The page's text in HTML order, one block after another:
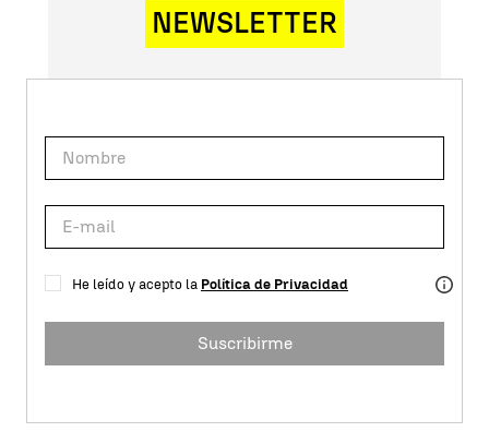
NEWSLETTER
He leído y acepto la Política de Privacidad
Suscribirme